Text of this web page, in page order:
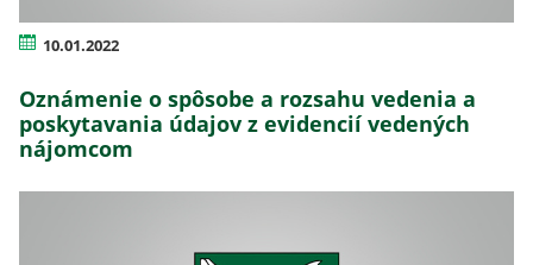
10.01.2022
Oznámenie o spôsobe a rozsahu vedenia a
poskytavania údajov z evidencií vedených
nájomcom